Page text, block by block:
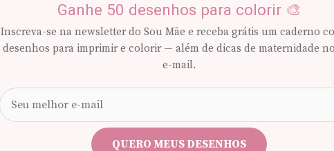
Ganhe 50 desenhos para colorir 🎨
Inscreva-se na newsletter do Sou Mãe e receba grátis um caderno
desenhos para imprimir e colorir — além de dicas de maternidade
e-mail.
e-
mail
QUERO MEUS DESENHOS